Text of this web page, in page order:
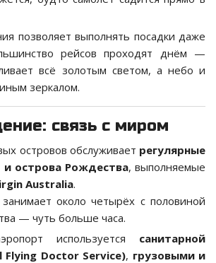
позволяет выполнять посадки даже
рейсов проходят днём —
всё золотым светом, а небо и
зеркалом.
связь с миром
островов обслуживает регулярные
острова Рождества, выполняемые
Australia.
около четырёх с половиной
— чуть больше часа.
используется санитарной
Flying Doctor Service), грузовыми и